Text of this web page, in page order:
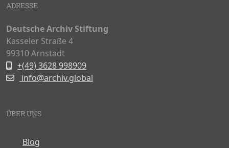
ADRESSE
Deutsche Archiv Stiftung
Kasseler Straße 4
99310 Arnstadt
+(49) 3628 998909
info@archiv.global
ÜBER UNS
Blog